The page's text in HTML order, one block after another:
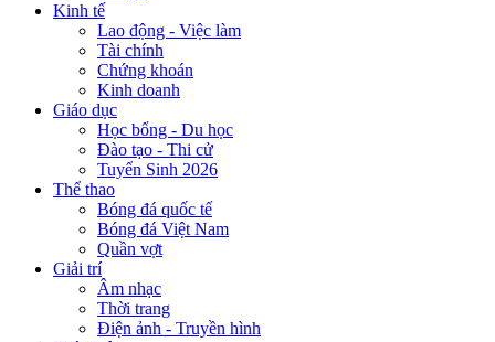
Kinh tế
Lao động - Việc làm
Tài chính
Chứng khoán
Kinh doanh
Giáo dục
Học bổng - Du học
Đào tạo - Thi cử
Tuyển Sinh 2026
Thể thao
Bóng đá quốc tế
Bóng đá Việt Nam
Quần vợt
Giải trí
Âm nhạc
Thời trang
Điện ảnh - Truyền hình